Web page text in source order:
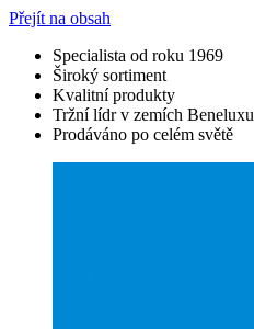
Přejít na obsah
Specialista od roku 1969
Široký sortiment
Kvalitní produkty
Tržní lídr v zemích Beneluxu
Prodáváno po celém světě